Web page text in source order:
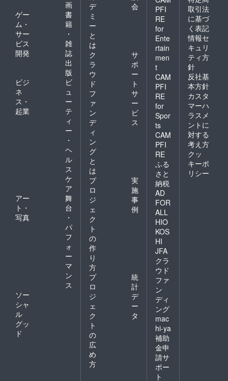
画
ゲー
ム・
サー
ビス
開発
書
籍
・
雑
誌
出
版
ビジ
ネ
ス・
起業
ビ
ュ
ー
テ
ィ
ー
・
ヘ
ル
ス
ケ
ア
アー
ト・
写真
舞
台
・
パ
フ
ォ
ー
マ
ン
ス
ソー
シャ
ル
グッ
ド
デ
ミ
ー
と
は
会
ク
ラ
ウ
ド
フ
ァ
ン
デ
ィ
ン
グ
と
は
サ
ポ
ー
ト
サ
ー
ビ
ス
プ
ロ
ジ
ェ
ク
ト
の
作
り
方
実
施
事
例
プ
ロ
ジ
ェ
ク
ト
の
広
め
方
統
計
デ
ー
タ
PFI
RE
for
Ente
rtain
men
t
CAM
PFI
RE
for
Spor
ts
CAM
PFI
RE
ふる
さと
納税
AD
FOR
ALL
HIO
KOS
HI
JFA
クラ
ウド
ファ
ン
ディ
ング
mac
hi-ya
補助
金申
請サ
ポー
ト
取引法
に基づ
く表記
情報セ
キュリ
ティ方
針
反社基
本方針
カスタ
マーハ
ラスメ
ントに
対する
考え方
クッ
キーポ
リシー